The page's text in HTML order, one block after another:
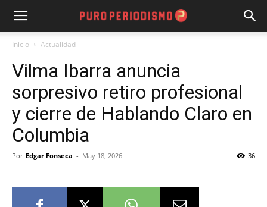
Inicio Actualidad
Vilma Ibarra anuncia
sorpresivo retiro profesional
y cierre de Hablando Claro en
Columbia
Por Edgar Fonseca - May 18, 2026 36